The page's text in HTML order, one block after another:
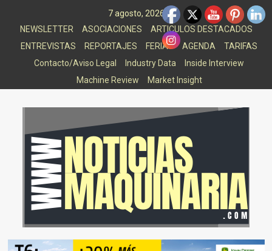
7 agosto, 2026
NEWSLETTER
ASOCIACIONES
ARTICULOS DESTACADOS
ENTREVISTAS
REPORTAJES FERIAS AGENDA
TARIFAS
Contacto/Aviso Legal
Industry Data
Inside Interview
Machine Review
Market Insight